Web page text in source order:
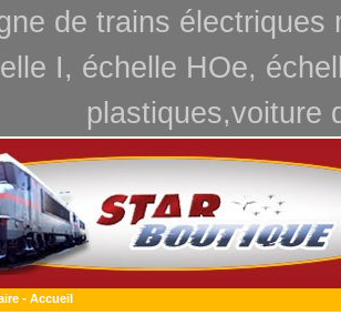
de trains
I, échelle HOe,
plastiques,voiture
- Accueil